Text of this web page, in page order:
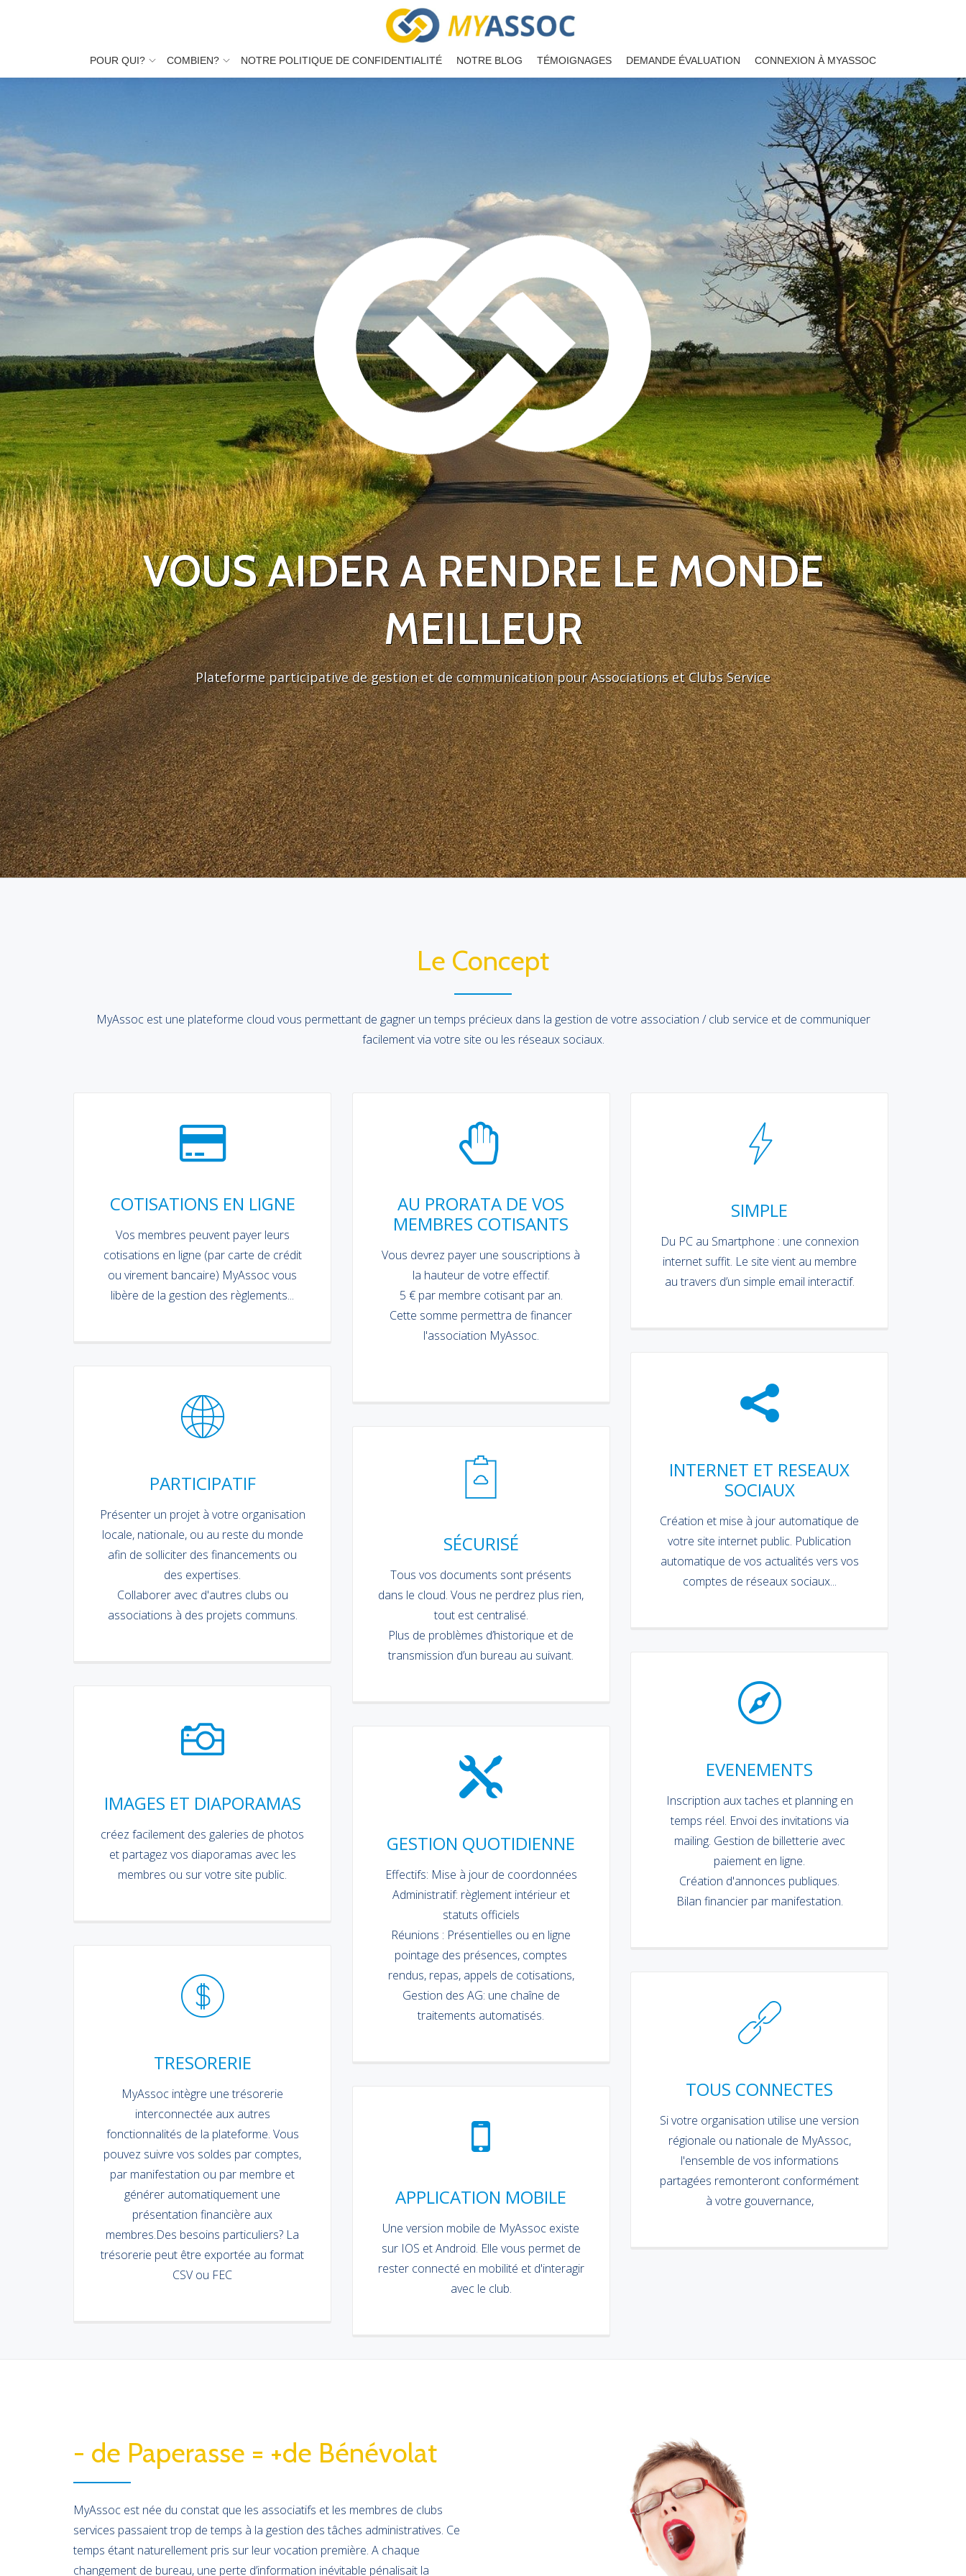
contenu
POUR QUI? COMBIEN? NOTRE POLITIQUE DE CONFIDENTIALITÉ NOTRE BLOG TÉMOIGNAGES DEMANDE ÉVALUATION CONNEXION À MYASSOC
VOUS AIDER A RENDRE LE MONDE
MEILLEUR
Plateforme participative de gestion et de communication pour Associations et Clubs Service
Le Concept
MyAssoc est une plateforme cloud vous permettant de gagner un temps précieux dans la gestion de votre association / club service et de communiquer
facilement via votre site ou les réseaux sociaux.
COTISATIONS EN LIGNE
Vos membres peuvent payer leurs
cotisations en ligne (par carte de crédit
ou virement bancaire) MyAssoc vous
libère de la gestion des règlements...
PARTICIPATIF
Présenter un projet à votre organisation
locale, nationale, ou au reste du monde
afin de solliciter des financements ou
des expertises.
Collaborer avec d'autres clubs ou
associations à des projets communs.
IMAGES ET DIAPORAMAS
créez facilement des galeries de photos
et partagez vos diaporamas avec les
membres ou sur votre site public.
TRESORERIE
MyAssoc intègre une trésorerie
interconnectée aux autres
fonctionnalités de la plateforme. Vous
pouvez suivre vos soldes par comptes,
par manifestation ou par membre et
générer automatiquement une
présentation financière aux
membres.Des besoins particuliers? La
trésorerie peut être exportée au format
CSV ou FEC
AU PRORATA DE VOS
MEMBRES COTISANTS
Vous devrez payer une souscriptions à
la hauteur de votre effectif.
5 € par membre cotisant par an.
Cette somme permettra de financer
l'association MyAssoc.
SÉCURISÉ
Tous vos documents sont présents
dans le cloud. Vous ne perdrez plus rien,
tout est centralisé.
Plus de problèmes d’historique et de
transmission d’un bureau au suivant.
GESTION QUOTIDIENNE
Effectifs: Mise à jour de coordonnées
Administratif: règlement intérieur et
statuts officiels
Réunions : Présentielles ou en ligne
pointage des présences, comptes
rendus, repas, appels de cotisations,
Gestion des AG: une chaîne de
traitements automatisés.
APPLICATION MOBILE
Une version mobile de MyAssoc existe
sur IOS et Android. Elle vous permet de
rester connecté en mobilité et d'interagir
avec le club.
SIMPLE
Du PC au Smartphone : une connexion
internet suffit. Le site vient au membre
au travers d’un simple email interactif.
INTERNET ET RESEAUX
SOCIAUX
Création et mise à jour automatique de
votre site internet public. Publication
automatique de vos actualités vers vos
comptes de réseaux sociaux...
EVENEMENTS
Inscription aux taches et planning en
temps réel. Envoi des invitations via
mailing. Gestion de billetterie avec
paiement en ligne.
Création d'annonces publiques.
Bilan financier par manifestation.
TOUS CONNECTES
Si votre organisation utilise une version
régionale ou nationale de MyAssoc,
l'ensemble de vos informations
partagées remonteront conformément
à votre gouvernance,
- de Paperasse = +de Bénévolat
MyAssoc est née du constat que les associatifs et les membres de clubs
services passaient trop de temps à la gestion des tâches administratives. Ce
temps étant naturellement pris sur leur vocation première. A chaque
changement de bureau, une perte d’information inévitable pénalisait la